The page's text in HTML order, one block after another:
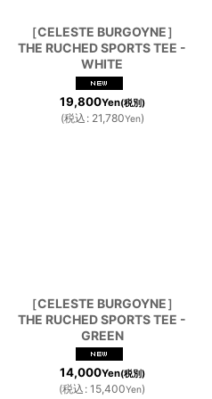
［CELESTE BURGOYNE］
THE RUCHED SPORTS TEE -
WHITE
19,800Yen(税別)
(税込 : 21,780Yen)
［CELESTE BURGOYNE］
THE RUCHED SPORTS TEE -
GREEN
14,000Yen(税別)
(税込 : 15,400Yen)